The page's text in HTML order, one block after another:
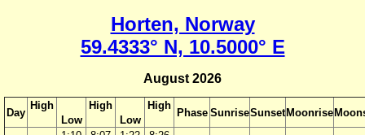
Horten, Norway
59.4333° N, 10.5000° E
August 2026
Day
High
Low
High
Low
High
Phase SunriseSunset Moonrise